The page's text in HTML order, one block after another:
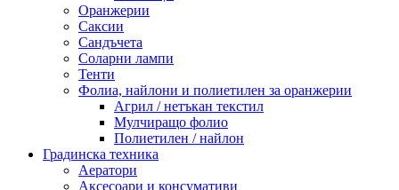
Оранжерии
Саксии
Сандъчета
Соларни лампи
Тенти
Фолиа, найлони и полиетилен за оранжерии
Агрил / нетъкан текстил
Мулчиращо фолио
Полиетилен / найлон
Градинска техника
Аератори
Аксесоари и консумативи